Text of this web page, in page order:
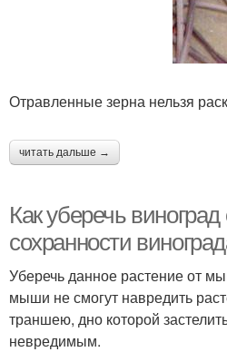
Отравленные зерна нельзя
читать дальше →
Как уберечь
сохранности
Уберечь данное растение от
мыши не смогут навредить
траншею, дно которой
невредимым.